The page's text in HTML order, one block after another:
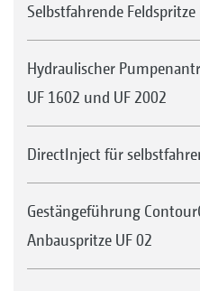
Selbstfahrende
Hydraulischer
UF 1602 und UF 2002
DirectInject für
Gestängeführung
Anbauspritze UF 02